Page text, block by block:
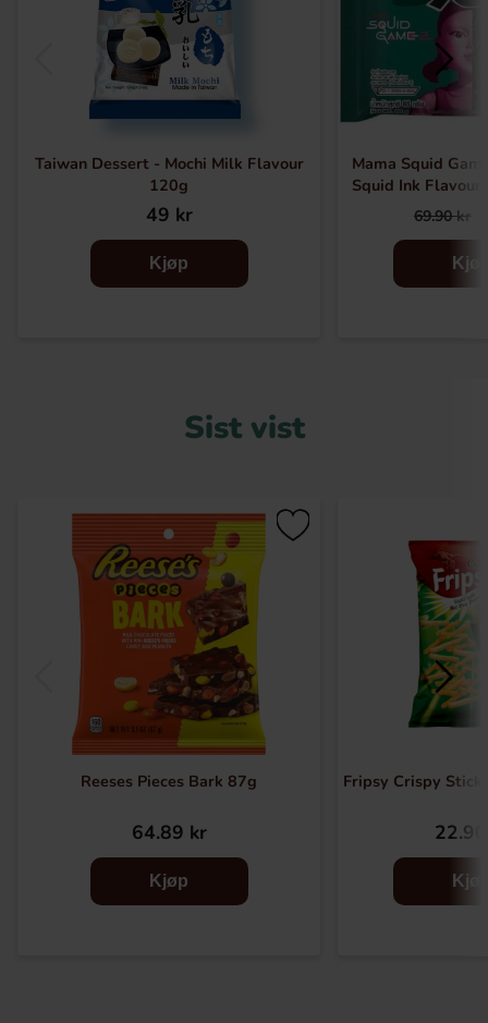
Taiwan Dessert - Mochi Milk Flavour
120g
49 kr
Kjøp
Mama Squid
Squid Ink Flavour
69.90 kr
Sist vist
Reeses Pieces Bark 87g
64.89 kr
Kjøp
Fripsy Crispy